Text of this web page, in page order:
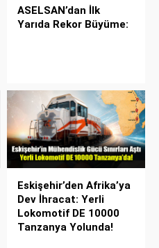
ASELSAN’dan İlk
Yarıda Rekor Büyüme:
Eskişehir’den Afrika’ya
Dev İhracat: Yerli
Lokomotif DE 10000
Tanzanya Yolunda!